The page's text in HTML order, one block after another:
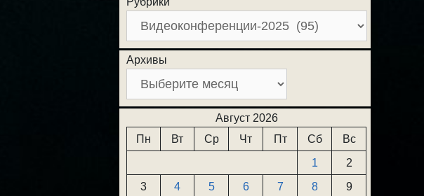
Архивы
Август 2026
Пн
Вт Ср Чт Пт Сб
Вс
1
2
3
4 5 6 7 8
9